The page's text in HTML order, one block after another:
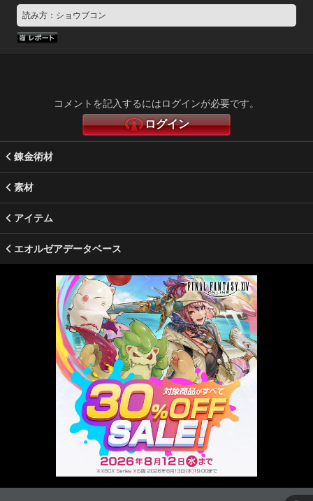
読み方：ショウブコン
コメントを記入するにはログインが必要です。
ログイン
錬金術材
素材
アイテム
エオルゼアデータベース